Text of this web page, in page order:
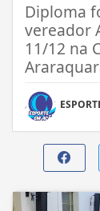
Diploma
vereador
11/12 na